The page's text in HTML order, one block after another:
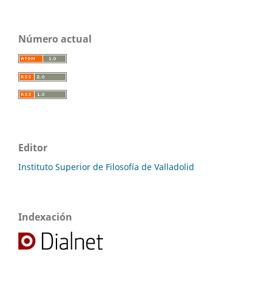
Número actual
Editor
Instituto Superior de Filosofía de Valladolid
Indexación